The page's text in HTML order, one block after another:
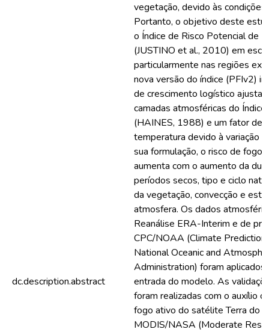
dc.description.abstract
vegetação, devido às
Portanto, o objetivo deste
o Índice de Risco Potencial de
(JUSTINO et al., 2010) em
particularmente nas regiões
nova versão do índice (PFIv2)
de crescimento logístico
camadas atmosféricas do
(HAINES, 1988) e um fator de
temperatura devido à variação
sua formulação, o risco de fogo
aumenta com o aumento da
períodos secos, tipo e ciclo
da vegetação, convecção e
atmosfera. Os dados
Reanálise ERA-Interim e de
CPC/NOAA (Climate Prediction
National Oceanic and
Administration) foram
entrada do modelo. As
foram realizadas com o auxílio
fogo ativo do satélite Terra do
MODIS/NASA (Moderate